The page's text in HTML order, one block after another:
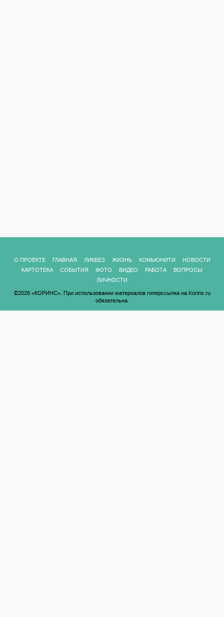
О ПРОЕКТЕ ГЛАВНАЯ ЛИКБЕЗ ЖИЗНЬ КОМЬЮНИТИ
НОВОСТИ
КАРТОТЕКА
СОБЫТИЯ ФОТО ВИДЕО РАБОТА
ВОПРОСЫ
ЛИЧНОСТИ
©2026 «КОРИНС». При использовании материалов гиперссылка на Korins.ru
обязательна.